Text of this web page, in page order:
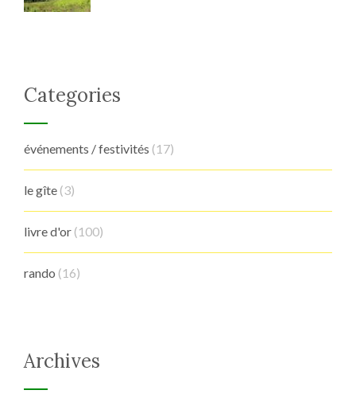
Categories
événements / festivités (17)
le gîte (3)
livre d'or (100)
rando (16)
Archives